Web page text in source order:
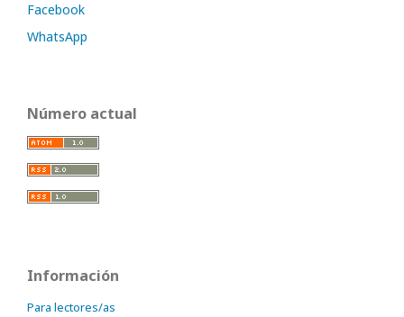
Facebook
WhatsApp
Número actual
Información
Para lectores/as